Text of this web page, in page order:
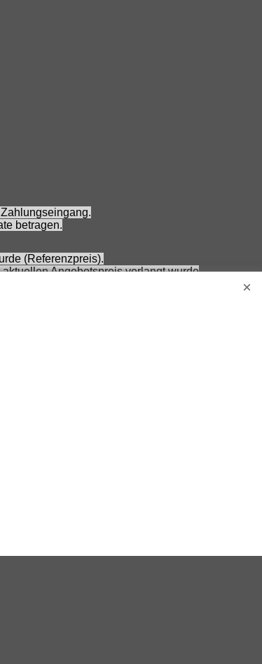
betragen.
(Referenzpreis).
Angebotspreis verlangt wurde